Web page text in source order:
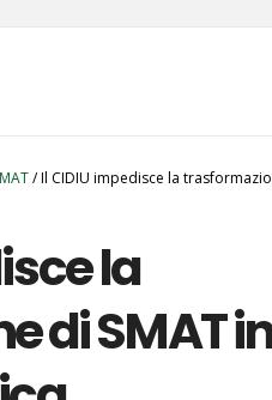
/Il CIDIU impedisce la
la
di SMAT